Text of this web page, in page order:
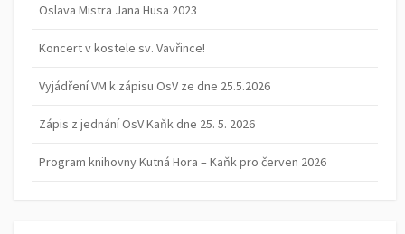
Oslava Mistra Jana Husa 2023
Koncert v kostele sv. Vavřince!
Vyjádření VM k zápisu OsV ze dne 25.5.2026
Zápis z jednání OsV Kaňk dne 25. 5. 2026
Program knihovny Kutná Hora – Kaňk pro červen 2026